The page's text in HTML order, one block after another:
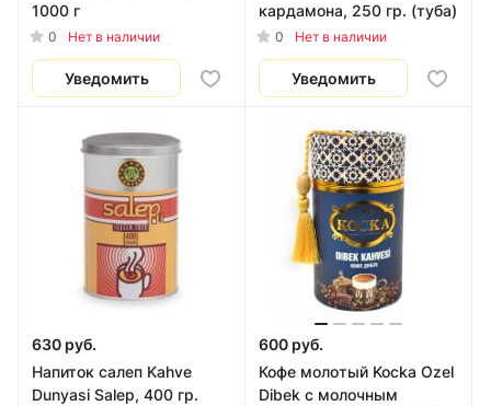
1000 г
0 Нет в наличии
Уведомить
кардамона, 250 гр. (туба)
0 Нет в наличии
Уведомить
630 руб.
Напиток салеп Kahve
Dunyasi Salep, 400 гр.
600 руб.
Кофе молотый Kocka Ozel
Dibek с молочным